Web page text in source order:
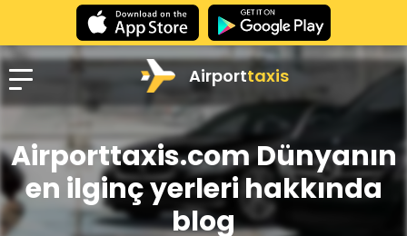
Airporttaxis
Airporttaxis.com Dünyanın
en ilginç yerleri hakkında
blog